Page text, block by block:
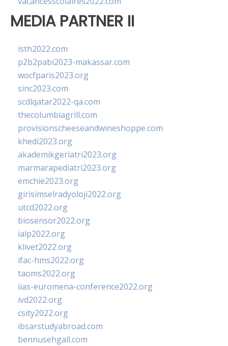
MEDIA PARTNER II
isth2022.com
p2b2pabi2023-makassar.com
wocfparis2023.org
sinc2023.com
scdlqatar2022-qa.com
thecolumbiagrill.com
provisionscheeseandwineshoppe.com
khedi2023.org
akademikgeriatri2023.org
marmarapediatri2023.org
emchie2023.org
girisimselradyoloji2022.org
utcd2022.org
biosensor2022.org
ialp2022.org
klivet2022.org
ifac-hms2022.org
taoms2022.org
iias-euromena-conference2022.org
ivd2022.org
csity2022.org
ibsarstudyabroad.com
bennusehgall.com